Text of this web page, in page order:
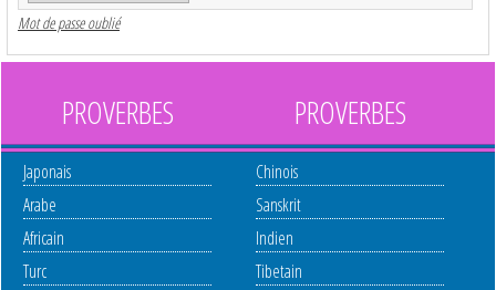
Mot de passe oublié
PROVERBES
Japonais
Arabe
Africain
Turc
PROVERBES
Chinois
Sanskrit
Indien
Tibetain